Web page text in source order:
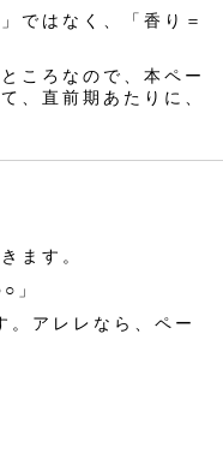
ではなく、「香り＝
ころなので、本ペー
、直前期あたりに、
ます。
」
アレレなら、ペー